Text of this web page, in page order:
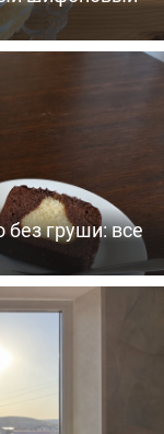
без груши: все